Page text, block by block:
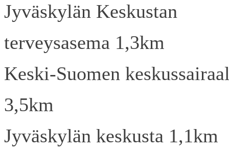
Jyväskylän Keskustan
terveysasema 1,3km
Keski-Suomen
3,5km
Jyväskylän keskusta 1,1km